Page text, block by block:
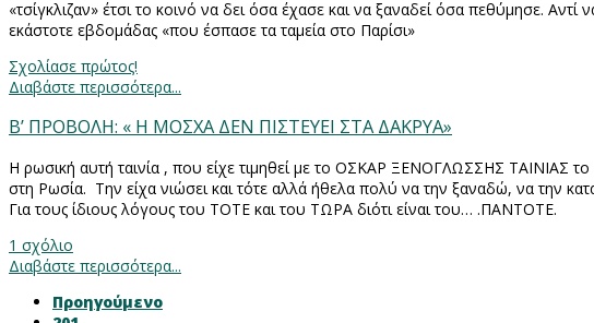
«τσίγκλιζαν» έτσι το κοινό να δει όσα έχασε και να ξαναδεί όσα πεθύμησε.
εκάστοτε εβδομάδας «που έσπασε τα ταμεία στο Παρίσι»
Σχολίασε πρώτος!
Διαβάστε περισσότερα...
Β’ ΠΡΟΒΟΛΗ: « Η ΜΟΣΧΑ ΔΕΝ ΠΙΣΤΕΥΕΙ ΣΤΑ ΔΑΚΡΥΑ»
Η ρωσική αυτή ταινία , που είχε τιμηθεί με το ΟΣΚΑΡ ΞΕΝΟΓΛΩΣΣΗΣ ΤΑΙΝΙΑΣ
στη Ρωσία. Την είχα νιώσει και τότε αλλά ήθελα πολύ να την ξαναδώ, να την
Για τους ίδιους λόγους του ΤΟΤΕ και του ΤΩΡΑ διότι είναι του… .ΠΑΝΤΟΤΕ.
1 σχόλιο
Διαβάστε περισσότερα...
Προηγούμενο